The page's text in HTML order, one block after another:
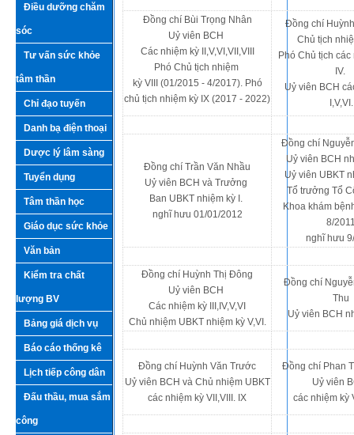
Điều dưỡng chăm
sóc
Tư vấn sức khỏe
tâm thần
Chỉ đạo tuyến
Danh bạ điện thoại
Dược lý lâm sàng
Tuyển dụng
Tâm thần học
Giáo dục sức khỏe
Văn bản
Kiểm tra chất
lượng BV
Bảng giá dịch vụ
Báo cáo thống kê
Lịch tiếp công dân
Đấu thầu, mua sắm
công
Đồng chí Bùi Trọng Nhân
Uỷ viên BCH
Các nhiệm kỳ II,V,VI,VII,VIII
Phó Chủ tịch nhiệm
kỳ VIII (01/2015 - 4/2017). Phó
chủ tịch nhiệm kỳ IX (2017 - 2022)
Đồng chí
Chủ tịch
Phó Chủ tịch các
IV.
Uỷ viên BCH
I,V,VI.
Đồng chí Trần Văn Nhầu
Uỷ viên BCH và Trưởng
Ban UBKT nhiệm kỳ I.
nghĩ hưu 01/01/2012
Đồng chí
Uỷ viên BCH
Uỷ viên UBKT
Tổ trưởng Tổ
Khoa khám
8/
nghĩ hưu
Đồng chí Huỳnh Thị Đông
Uỷ viên BCH
Các nhiệm kỳ III,IV,V,VI
Chủ nhiệm UBKT nhiệm kỳ V,VI.
Đồng chí
Thu
Uỷ viên BCH
Đồng chí Huỳnh Văn Trước
Uỷ viên BCH và Chủ nhiệm UBKT
các nhiệm kỳ VII,VIII. IX
Đồng chí Phan
Uỷ viên
các nhiệm kỳ